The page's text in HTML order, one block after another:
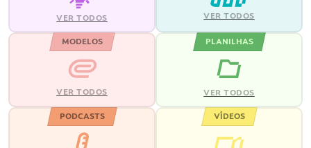
VER TODOS VER TODOS
MODELOS
VER TODOS
PLANILHAS
VER TODOS
PODCASTS VÍDEOS